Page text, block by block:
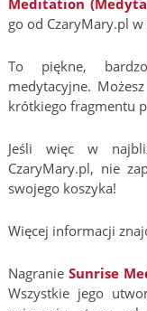
Meditation
go od CzaryMary.pl w
To piękne,
medytacyjne.
krótkiego fragmentu
Jeśli więc w
CzaryMary.pl, nie
swojego koszyka!
Więcej informacji
Nagranie Sunrise
Wszystkie jego